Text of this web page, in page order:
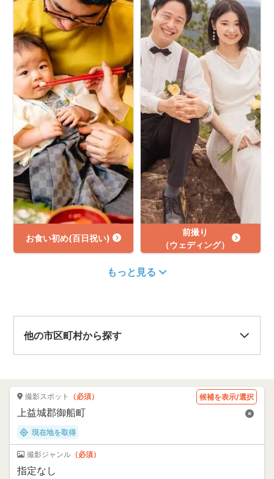
お食い初め(百日祝い)
前撮り
（ウェディング）
もっと見る
他の市区町村から探す
撮影スポット （必須） 候補を表示/選択
現在地を取得
撮影ジャンル （必須）